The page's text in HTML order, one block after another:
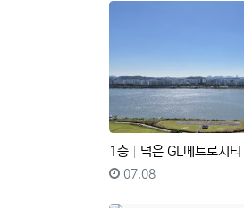
1층 덕은 GL메트로시티 한강뷰
등록일
07.08